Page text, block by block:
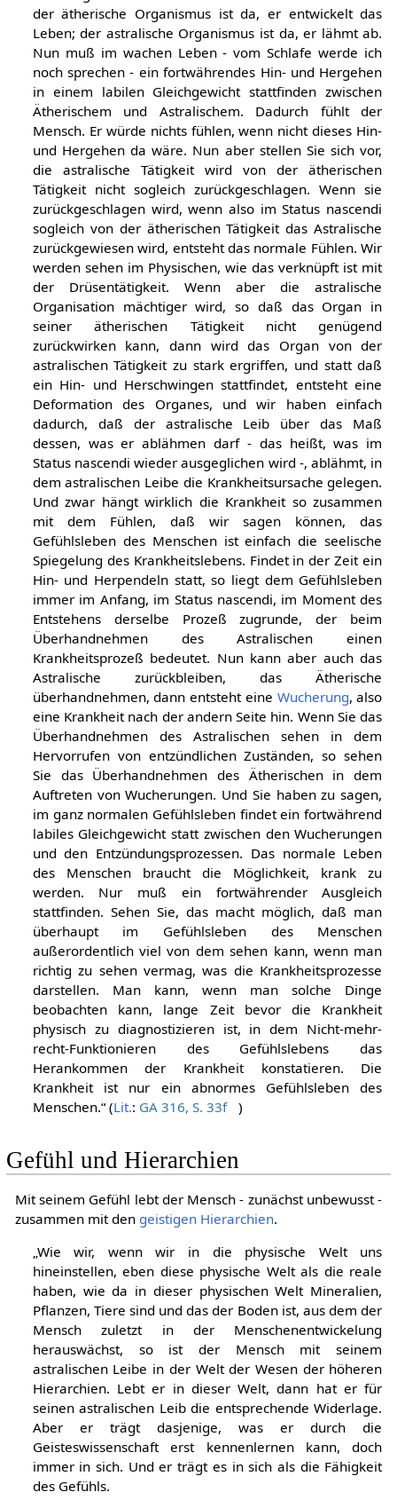
der ätherische Organismus ist da, er entwickelt das
Leben; der astralische Organismus ist da, er lähmt ab.
Nun muß im wachen Leben - vom Schlafe werde ich
noch sprechen - ein fortwährendes Hin- und Hergehen
in einem labilen Gleichgewicht stattfinden zwischen
Ätherischem und Astralischem. Dadurch fühlt der
Mensch. Er würde nichts fühlen, wenn nicht dieses Hin-
und Hergehen da wäre. Nun aber stellen Sie sich vor,
die astralische Tätigkeit wird von der ätherischen
Tätigkeit nicht sogleich zurückgeschlagen. Wenn sie
zurückgeschlagen wird, wenn also im Status nascendi
sogleich von der ätherischen Tätigkeit das Astralische
zurückgewiesen wird, entsteht das normale Fühlen. Wir
werden sehen im Physischen, wie das verknüpft ist mit
der Drüsentätigkeit. Wenn aber die astralische
Organisation mächtiger wird, so daß das Organ in
seiner ätherischen Tätigkeit nicht genügend
zurückwirken kann, dann wird das Organ von der
astralischen Tätigkeit zu stark ergriffen, und statt daß
ein Hin- und Herschwingen stattfindet, entsteht eine
Deformation des Organes, und wir haben einfach
dadurch, daß der astralische Leib über das Maß
dessen, was er ablähmen darf - das heißt, was im
Status nascendi wieder ausgeglichen wird -, ablähmt, in
dem astralischen Leibe die Krankheitsursache gelegen.
Und zwar hängt wirklich die Krankheit so zusammen
mit dem Fühlen, daß wir sagen können, das
Gefühlsleben des Menschen ist einfach die seelische
Spiegelung des Krankheitslebens. Findet in der Zeit ein
Hin- und Herpendeln statt, so liegt dem Gefühlsleben
immer im Anfang, im Status nascendi, im Moment des
Entstehens derselbe Prozeß zugrunde, der beim
Überhandnehmen des Astralischen einen
Krankheitsprozeß bedeutet. Nun kann aber auch das
Astralische zurückbleiben, das Ätherische
überhandnehmen, dann entsteht eine Wucherung, also
eine Krankheit nach der andern Seite hin. Wenn Sie das
Überhandnehmen des Astralischen sehen in dem
Hervorrufen von entzündlichen Zuständen, so sehen
Sie das Überhandnehmen des Ätherischen in dem
Auftreten von Wucherungen. Und Sie haben zu sagen,
im ganz normalen Gefühlsleben findet ein fortwährend
labiles Gleichgewicht statt zwischen den Wucherungen
und den Entzündungsprozessen. Das normale Leben
des Menschen braucht die Möglichkeit, krank zu
werden. Nur muß ein fortwährender Ausgleich
stattfinden. Sehen Sie, das macht möglich, daß man
überhaupt im Gefühlsleben des Menschen
außerordentlich viel von dem sehen kann, wenn man
richtig zu sehen vermag, was die Krankheitsprozesse
darstellen. Man kann, wenn man solche Dinge
beobachten kann, lange Zeit bevor die Krankheit
physisch zu diagnostizieren ist, in dem Nicht-mehr-
recht-Funktionieren des Gefühlslebens das
Herankommen der Krankheit konstatieren. Die
Krankheit ist nur ein abnormes Gefühlsleben des
Menschen.“ (Lit.: GA 316, S. 33f )
Gefühl und Hierarchien
Mit seinem Gefühl lebt der Mensch - zunächst unbewusst -
zusammen mit den geistigen Hierarchien.
„Wie wir, wenn wir in die physische Welt uns
hineinstellen, eben diese physische Welt als die reale
haben, wie da in dieser physischen Welt Mineralien,
Pflanzen, Tiere sind und das der Boden ist, aus dem der
Mensch zuletzt in der Menschenentwickelung
herauswächst, so ist der Mensch mit seinem
astralischen Leibe in der Welt der Wesen der höheren
Hierarchien. Lebt er in dieser Welt, dann hat er für
seinen astralischen Leib die entsprechende Widerlage.
Aber er trägt dasjenige, was er durch die
Geisteswissenschaft erst kennenlernen kann, doch
immer in sich. Und er trägt es in sich als die Fähigkeit
des Gefühls.